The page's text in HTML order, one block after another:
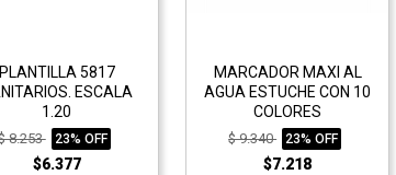
5817
ESCALA
1.20
8.253 23% OFF
$6.377
MARCADOR MAXI AL
AGUA ESTUCHE CON 10
COLORES
$ 9.340 23% OFF
$7.218